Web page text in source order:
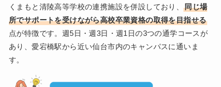
くまもと清陵高等学校の連携施設を併設しており、同じ場
所でサポートを受けながら高校卒業資格の取得を目指せる
点が特徴です。週5日・週3日・週1日の3つの通学コースが
あり、愛宕橋駅から近い仙台市内のキャンパスに通いま
す。